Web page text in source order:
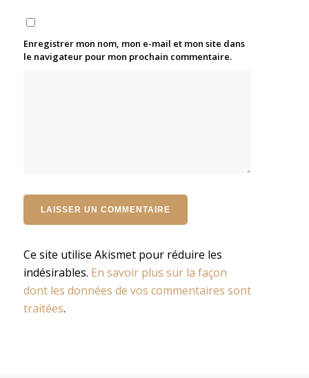
Enregistrer mon nom, mon e-mail et mon site dans
le navigateur pour mon prochain commentaire.
Ce site utilise Akismet pour réduire les
indésirables. En savoir plus sur la façon
dont les données de vos commentaires sont
traitées.